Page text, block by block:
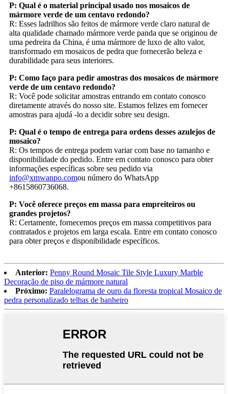
P: Qual é o material principal usado nos mosaicos de
mármore verde de um centavo redondo?
R: Esses ladrilhos são feitos de mármore verde claro natural de
alta qualidade chamado mármore verde panda que se originou de
uma pedreira da China, é uma mármore de luxo de alto valor,
transformado em mosaicos de pedra que fornecerão beleza e
durabilidade para seus interiores.
P: Como faço para pedir amostras dos mosaicos de mármore
verde de um centavo redondo?
R: Você pode solicitar amostras entrando em contato conosco
diretamente através do nosso site. Estamos felizes em fornecer
amostras para ajudá -lo a decidir sobre seu design.
P: Qual é o tempo de entrega para ordens desses azulejos de
mosaico?
R: Os tempos de entrega podem variar com base no tamanho e
disponibilidade do pedido. Entre em contato conosco para obter
informações específicas sobre seu pedido via
info@xmwanpo.comou número do WhatsApp
+8615860736068.
P: Você oferece preços em massa para empreiteiros ou
grandes projetos?
R: Certamente, fornecemos preços em massa competitivos para
contratados e projetos em larga escala. Entre em contato conosco
para obter preços e disponibilidade específicos.
Anterior: Penny Round Mosaic Tile Style Luxury Marble
Decoração de piso de mármore natural
Próximo: Paralelograma de ouro da floresta tropical Mosaico de
pedra personalizado telhas de banheiro